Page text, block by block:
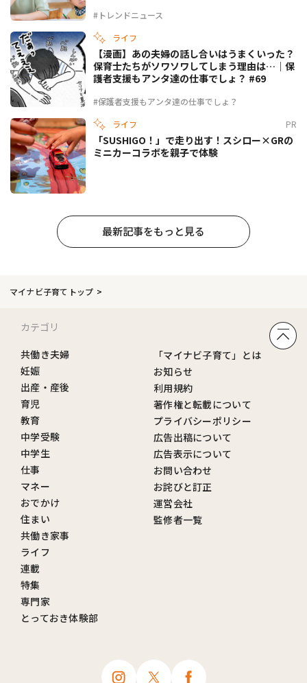
#トレンドニュース
ライフ
#保護者支援もアンタ達の仕事でしょ？
【漫画】あの夫婦の話し合いはうまくいった？
保育士たちがソワソワしてしまう理由は…｜保
護者支援もアンタ達の仕事でしょ？ #69
ライフ PR
「SUSHIGO！」で走り出す！スシロー×GRの
ミニカーコラボを親子で体験
最新記事をもっと見る
マイナビ子育てトップ
カテゴリ
共働き夫婦
妊娠
出産・産後
育児
教育
中学受験
中学生
仕事
マネー
おでかけ
住まい
共働き家事
ライフ
連載
特集
専門家
とっておき体験部
「マイナビ子育て」とは
お知らせ
利用規約
著作権と転載について
プライバシーポリシー
広告出稿について
広告表示について
お問い合わせ
お詫びと訂正
運営会社
監修者一覧